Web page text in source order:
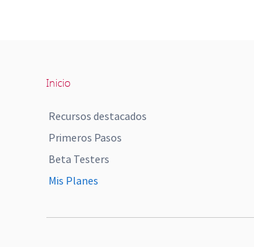
Inicio
Recursos destacados
Primeros Pasos
Beta Testers
Mis Planes